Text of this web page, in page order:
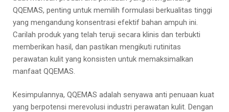
QQEMAS, penting untuk memilih formulasi berkualitas tinggi
yang mengandung konsentrasi efektif bahan ampuh ini.
Carilah produk yang telah teruji secara klinis dan terbukti
memberikan hasil, dan pastikan mengikuti rutinitas
perawatan kulit yang konsisten untuk memaksimalkan
manfaat QQEMAS.
Kesimpulannya, QQEMAS adalah senyawa anti penuaan kuat
yang berpotensi merevolusi industri perawatan kulit. Dengan